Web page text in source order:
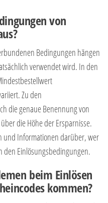
von
Bedingungen hängen
verwendet wird. In den
Zu den
die genaue Benennung von
die Höhe der Ersparnisse.
und Informationen darüber, wer
den Einlösungsbedingungen.
beim Einlösen
kommen?